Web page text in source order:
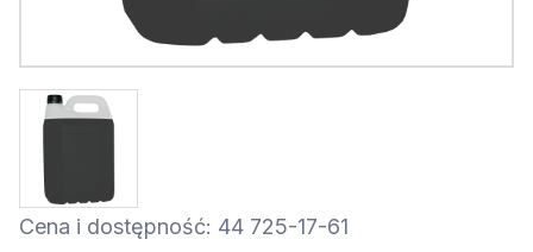
Cena i dostępność: 44 725-17-61